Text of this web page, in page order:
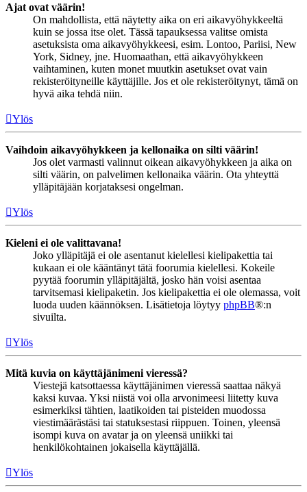
Ajat ovat väärin!
On mahdollista, että näytetty aika on eri aikavyöhykkeeltä
kuin se jossa itse olet. Tässä tapauksessa valitse omista
asetuksista oma aikavyöhykkeesi, esim. Lontoo, Pariisi, New
York, Sidney, jne. Huomaathan, että aikavyöhykkeen
vaihtaminen, kuten monet muutkin asetukset ovat vain
rekisteröityneille käyttäjille. Jos et ole rekisteröitynyt, tämä on
hyvä aika tehdä niin.
Ylös
Vaihdoin aikavyöhykkeen ja kellonaika on silti väärin!
Jos olet varmasti valinnut oikean aikavyöhykkeen ja aika on
silti väärin, on palvelimen kellonaika väärin. Ota yhteyttä
ylläpitäjään korjataksesi ongelman.
Ylös
Kieleni ei ole valittavana!
Joko ylläpitäjä ei ole asentanut kielellesi kielipakettia tai
kukaan ei ole kääntänyt tätä foorumia kielellesi. Kokeile
pyytää foorumin ylläpitäjältä, josko hän voisi asentaa
tarvitsemasi kielipaketin. Jos kielipakettia ei ole olemassa, voit
luoda uuden käännöksen. Lisätietoja löytyy phpBB®:n
sivuilta.
Ylös
Mitä kuvia on käyttäjänimeni vieressä?
Viestejä katsottaessa käyttäjänimen vieressä saattaa näkyä
kaksi kuvaa. Yksi niistä voi olla arvonimeesi liitetty kuva
esimerkiksi tähtien, laatikoiden tai pisteiden muodossa
viestimäärästäsi tai statuksestasi riippuen. Toinen, yleensä
isompi kuva on avatar ja on yleensä uniikki tai
henkilökohtainen jokaisella käyttäjällä.
Ylös